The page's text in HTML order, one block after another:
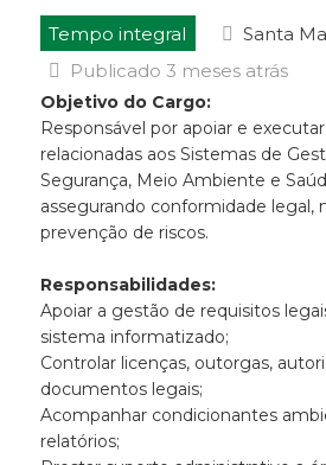
Tempo integral
Santa
Publicado 3 meses atrás
Objetivo do Cargo:
Responsável por apoiar e
relacionadas aos Sistemas de
Segurança, Meio Ambiente e
assegurando conformidade legal,
prevenção de riscos.
Responsabilidades:
Apoiar a gestão de requisitos
sistema informatizado;
Controlar licenças, outorgas,
documentos legais;
Acompanhar condicionantes
relatórios;